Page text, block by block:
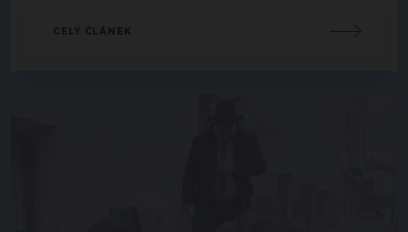
CELÝ ČLÁNEK